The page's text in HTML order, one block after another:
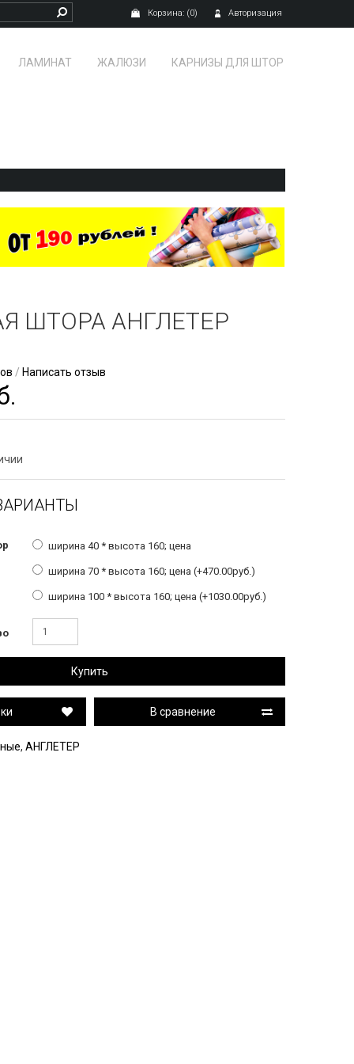
Авторизация
Корзина: (0)
ЛАМИНАТ ЖАЛЮЗИ КАРНИЗЫ ДЛЯ ШТОР
ШТОРА АНГЛЕТЕР
/ Написать отзыв
ширина 40 * высота 160; цена
ширина 70 * высота 160; цена (+470.00руб.)
ширина 100 * высота 160; цена (+1030.00руб.)
Купить
В сравнение
, АНГЛЕТЕР